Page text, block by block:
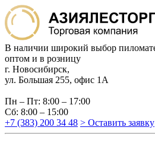
В наличии широкий выбор
оптом и в розницу
г. Новосибирск,
ул. Большая 255, офис 1А
Пн – Пт: 8:00 – 17:00
Сб: 8:00 – 15:00
+7 (383) 200 34 48 > Оставить заявку